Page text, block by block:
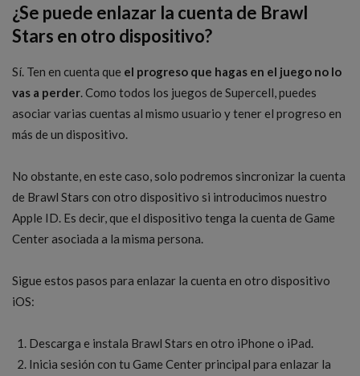
¿Se puede enlazar la cuenta de Brawl
Stars en otro dispositivo?
Sí. Ten en cuenta que el progreso que hagas en el juego no lo
vas a perder. Como todos los juegos de Supercell, puedes
asociar varias cuentas al mismo usuario y tener el progreso en
más de un dispositivo.
No obstante, en este caso, solo podremos sincronizar la cuenta
de Brawl Stars con otro dispositivo si introducimos nuestro
Apple ID. Es decir, que el dispositivo tenga la cuenta de Game
Center asociada a la misma persona.
Sigue estos pasos para enlazar la cuenta en otro dispositivo
iOS:
Descarga e instala Brawl Stars en otro iPhone o iPad.
Inicia sesión con tu Game Center principal para enlazar la